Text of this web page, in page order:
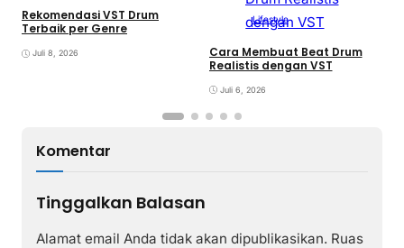
Rekomendasi VST Drum
Terbaik per Genre
Juli 8, 2026
Lifestyle
Cara Membuat Beat Drum
Realistis dengan VST
Juli 6, 2026
Komentar
Tinggalkan Balasan
Alamat email Anda tidak akan dipublikasikan. Ruas